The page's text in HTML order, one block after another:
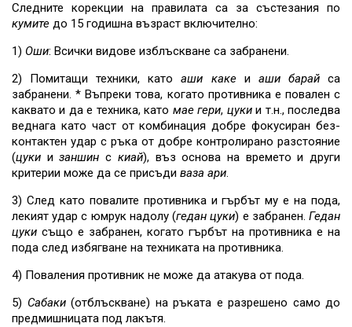
Следните корекции на правилата са за състезания по
кумите до 15 годишна възраст включително:
1) Оши: Всички видове изблъскване са забранени.
2) Помитащи техники, катоаши какеи аши барайса
забранени. * Въпреки това, когато противника е повален с
каквато и да е техника, като мае гери, цукии т.н., последва
веднага като част от комбинация добре фокусиран без-
контактен удар с ръка от добре контролирано разстояние
(цуки изаншин с киай), въз основа на времето и други
критерии може да се присъди ваза ари.
3) След като повалите противника и гърбът му е на пода,
лекият удар с юмрук надолу (гедан цуки) е забранен.Гедан
цуки също е забранен, когато гърбът на противника е на
пода след избягване на техниката на противника.
4) Поваления противник не може да атакува от пода.
5) Сабаки(отблъскване) на ръката е разрешено само до
предмишницата под лакътя.